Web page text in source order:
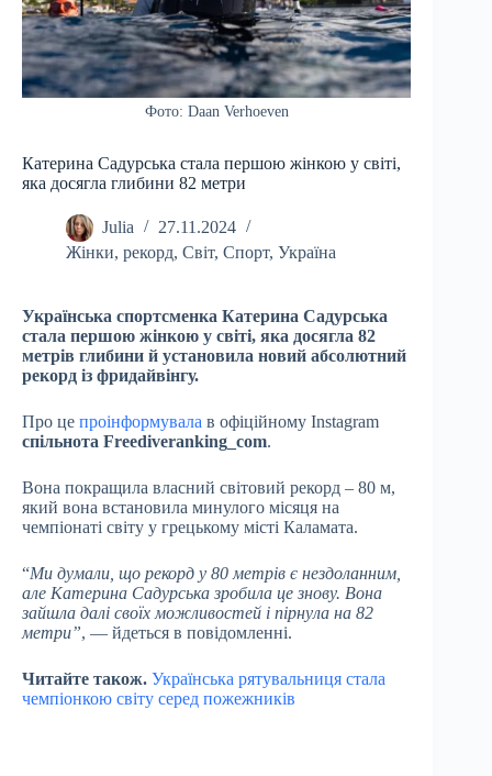
Фото: Daan Verhoeven
Катерина Садурська стала першою жінкою у світі,
яка досягла глибини 82 метри
Julia
27.11.2024
Жінки, рекорд, Світ, Спорт, Україна
Українська спортсменка Катерина Садурська
стала першою жінкою у світі, яка досягла 82
метрів глибини й установила новий абсолютний
рекорд із фридайвінгу.
Про це проінформувала в офіційному Instagram
спільнота Freediveranking_com.
Вона покращила власний світовий рекорд – 80 м,
який вона встановила минулого місяця на
чемпіонаті світу у грецькому місті Каламата.
“Ми думали, що рекорд у 80 метрів є нездоланним,
але Катерина Садурська зробила це знову. Вона
зайшла далі своїх можливостей і пірнула на 82
метри”, — йдеться в повідомленні.
Читайте також. Українська рятувальниця стала
чемпіонкою світу серед пожежників